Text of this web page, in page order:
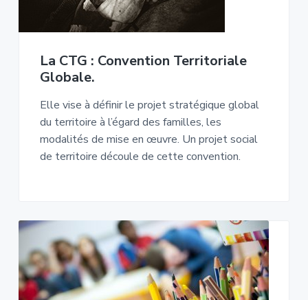
La CTG : Convention Territoriale
Globale.
Elle vise à définir le projet stratégique global
du territoire à l’égard des familles, les
modalités de mise en œuvre. Un projet social
de territoire découle de cette convention.